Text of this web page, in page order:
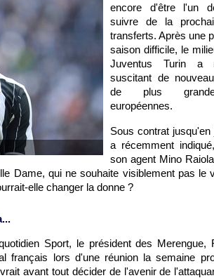
encore d'être l'un
suivre de la
transferts. Après une
saison difficile, le
Juventus Turin a
suscitant de
de plus
européennes.
Sous contrat
a récemment
son agent Mino
Dame, qui ne souhaite visiblement pas le
elle changer la donne ?
Sport, le président des Merengue,
français lors d'une réunion la semaine
avant tout décider de l'avenir de